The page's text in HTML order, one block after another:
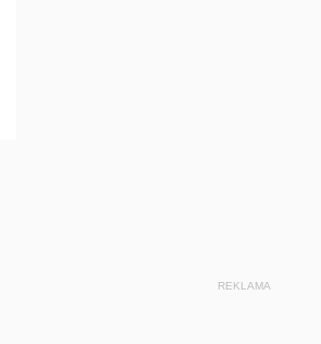
REKLAMA